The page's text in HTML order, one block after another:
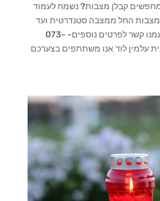
מחפשים קבלן מצבות? נשמח לעמוד
החל ממצבה סטנדרטית ועד
מצבות בעיצוב אישי צור עמנו קשר לפרטים נוספים- 073-
בית עלמין לוד אנו משתתפים בצערכם